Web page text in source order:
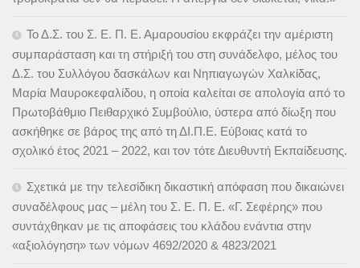
Το Δ.Σ. του Σ. Ε. Π. Ε. Αμαρουσίου εκφράζει την αμέριστη
συμπαράσταση και τη στήριξή του στη συνάδελφο, μέλος του
Δ.Σ. του Συλλόγου δασκάλων και Νηπιαγωγών Χαλκίδας,
Μαρία Μαυροκεφαλίδου, η οποία καλείται σε απολογία από το
Πρωτοβάθμιο Πειθαρχικό Συμβούλιο, ύστερα από δίωξη που
ασκήθηκε σε βάρος της από τη ΔΙ.Π.Ε. Εύβοιας κατά το
σχολικό έτος 2021 – 2022, και τον τότε Διευθυντή Εκπαίδευσης.
Σχετικά με την τελεσίδικη δικαστική απόφαση που δικαιώνει
συναδέλφους μας – μέλη του Σ. Ε. Π. Ε. «Γ. Σεφέρης» που
συντάχθηκαν με τις αποφάσεις του κλάδου ενάντια στην
«αξιολόγηση» των νόμων 4692/2020 & 4823/2021